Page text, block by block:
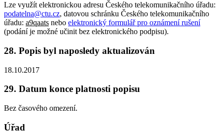
Lze využít elektronickou adresu Českého telekomunikačního úřadu:
podatelna@ctu.cz, datovou schránku Českého telekomunikačního
úřadu: a9qaats nebo elektronický formulář pro oznámení rušení
(podání je možné učinit bez elektronického podpisu).
28. Popis byl naposledy aktualizován
18.10.2017
29. Datum konce platnosti popisu
Bez časového omezení.
Úřad